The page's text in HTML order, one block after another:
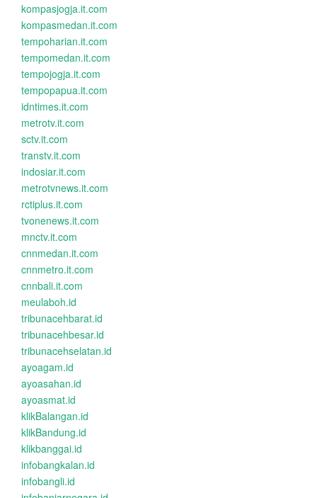
kompasjogja.it.com
kompasmedan.it.com
tempoharian.it.com
tempomedan.it.com
tempojogja.it.com
tempopapua.it.com
idntimes.it.com
metrotv.it.com
sctv.it.com
transtv.it.com
indosiar.it.com
metrotvnews.it.com
rctiplus.it.com
tvonenews.it.com
mnctv.it.com
cnnmedan.it.com
cnnmetro.it.com
cnnbali.it.com
meulaboh.id
tribunacehbarat.id
tribunacehbesar.id
tribunacehselatan.id
ayoagam.id
ayoasahan.id
ayoasmat.id
klikBalangan.id
klikBandung.id
klikbanggai.id
infobangkalan.id
infobangli.id